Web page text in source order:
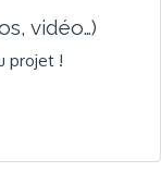
vidéo…)
projet !